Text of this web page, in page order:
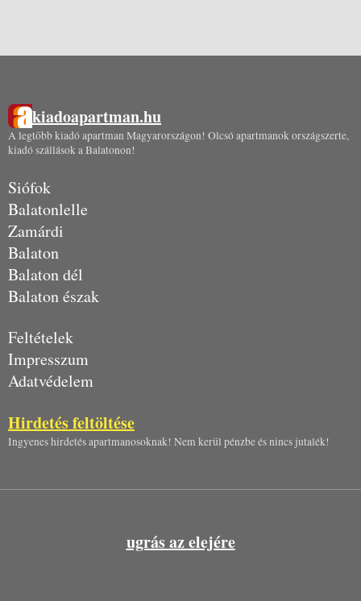
kiadoapartman.hu
A legtöbb kiadó apartman Magyarországon! Olcsó apartmanok országszerte,
kiadó szállások a Balatonon!
Siófok
Balatonlelle
Zamárdi
Balaton
Balaton dél
Balaton észak
Feltételek
Impresszum
Adatvédelem
Hirdetés feltöltése
Ingyenes hirdetés apartmanosoknak! Nem kerül pénzbe és nincs jutalék!
ugrás az elejére